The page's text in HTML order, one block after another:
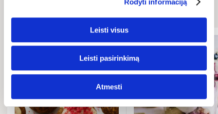
Rodyti informaciją
Leisti visus
Leisti pasirinkimą
Atmesti